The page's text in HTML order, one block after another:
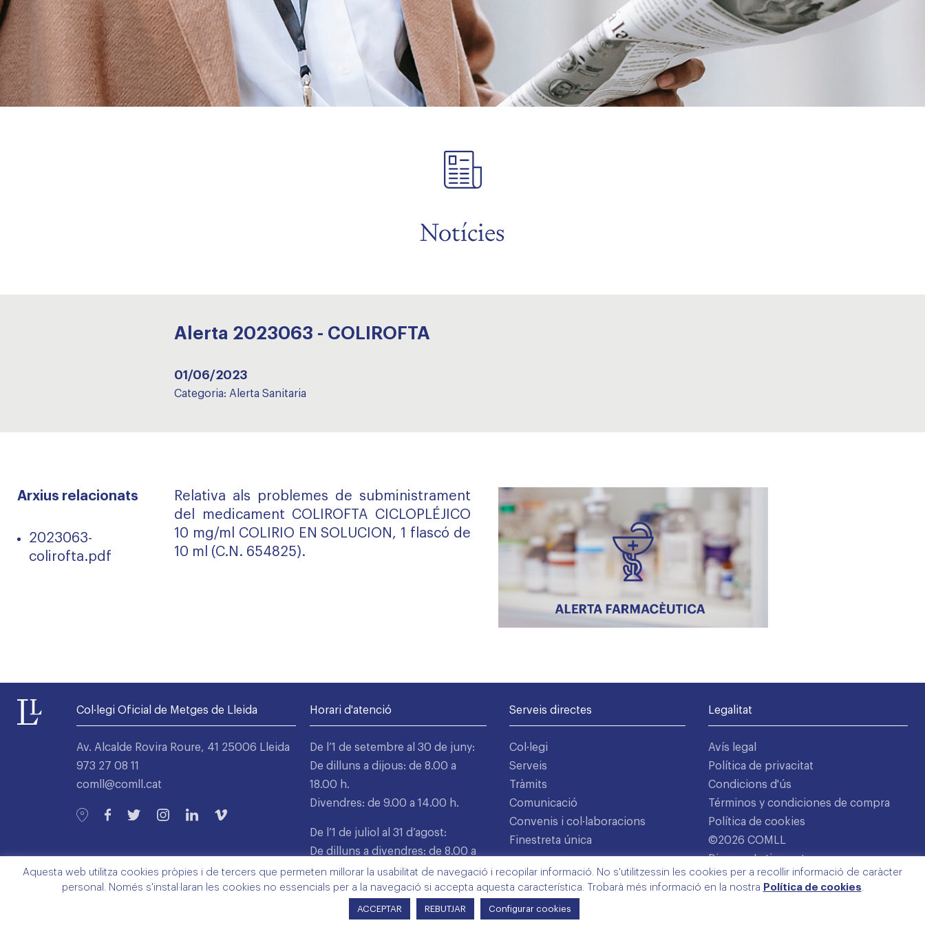
Notícies
Alerta 2023063 - COLIROFTA
01/06/2023
Categoria: Alerta Sanitaria
Arxius relacionats
2023063-
colirofta.pdf
Relativa als problemes de subministrament
del medicament COLIROFTA CICLOPLÉJICO
10 mg/ml COLIRIO EN SOLUCION, 1 flascó de
10 ml (C.N. 654825).
Col·legi Oficial de Metges de Lleida
Av. Alcalde Rovira Roure, 41 25006 Lleida
973 27 08 11
comll@comll.cat
Horari d'atenció
De l’1 de setembre al 30 de juny:
De dilluns a dijous: de 8.00 a
18.00 h.
Divendres: de 9.00 a 14.00 h.
De l’1 de juliol al 31 d’agost:
De dilluns a divendres: de 8.00 a
15.00 h.
Serveis directes
Col·legi
Serveis
Tràmits
Comunicació
Convenis i col·laboracions
Finestreta única
Legalitat
Avís legal
Política de privacitat
Condicions d'ús
Términos y condiciones de compra
Política de cookies
©2026 COMLL
Disseny: Latipo.cat
Aquesta web utilitza cookies pròpies i de tercers que permeten millorar la usabilitat de navegació i recopilar informació. No s'utilitzessin les cookies per a recollir informació de caràcter
personal. Només s'instal·laran les cookies no essencials per a la navegació si accepta aquesta característica. Trobarà més informació en la nostra Política de cookies.
ACCEPTAR REBUTJAR Configurar cookies